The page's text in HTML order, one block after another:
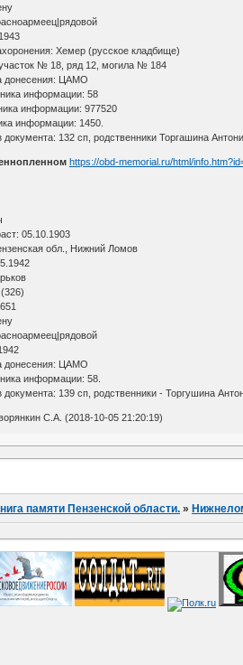
Хемер (русское кладбище)
№ 18, ряд 12, могила № 184
донесения: ЦАМО
информации: 58
информации: 977520
информации: 1450.
132 сп, родственники Торгашина
https://obd-memorial.ru/html/
05.10.1903
обл., Нижний Ломов
донесения: ЦАМО
информации: 58.
139 сп, родственники - Торгушина
С.А. (2018-10-05 21:20:19)
памяти Пензенской области. »